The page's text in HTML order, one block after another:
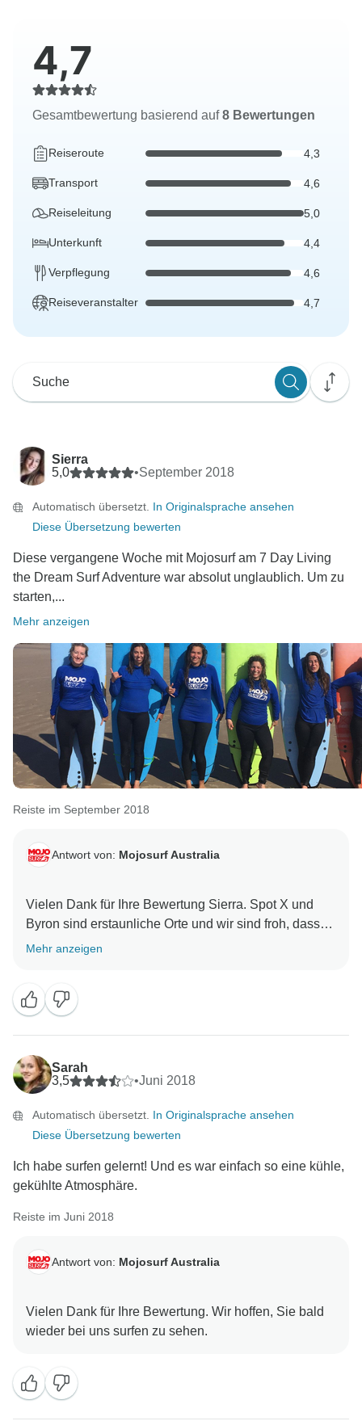
4,7
Gesamtbewertung basierend auf8 Bewertungen
Reiseroute 4,3
Transport 4,6
Reiseleitung 5,0
Unterkunft 4,4
Verpflegung 4,6
Reiseveranstalter 4,7
Sierra
5,0
•September 2018
Automatisch übersetzt. In Originalsprache ansehen
Diese Übersetzung bewerten
Diese vergangene Woche mit Mojosurf am 7 Day Living
the Dream Surf Adventure war absolut unglaublich. Um zu
starten,...
Mehr anzeigen
Reiste im September 2018
Antwort von: Mojosurf Australia
Vielen Dank für Ihre Bewertung Sierra. Spot X und
Byron sind erstaunliche Orte und wir sind froh, dass
Sie sie genauso geliebt haben wie wir. Wir hoffen,
Mehr anzeigen
Sarah
3,5
•Juni 2018
Automatisch übersetzt. In Originalsprache ansehen
Diese Übersetzung bewerten
Ich habe surfen gelernt! Und es war einfach so eine kühle,
gekühlte Atmosphäre.
Reiste im Juni 2018
Antwort von: Mojosurf Australia
Vielen Dank für Ihre Bewertung. Wir hoffen, Sie bald